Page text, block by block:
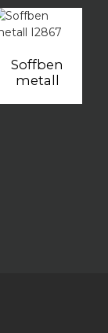
Soffben
metall